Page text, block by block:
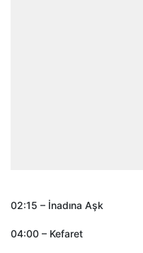
02:15 – İnadına Aşk
04:00 – Kefaret